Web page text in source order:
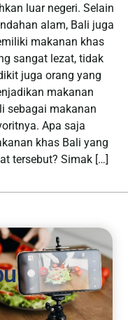
luar negeri. Selain
alam, Bali juga
makanan khas
sangat lezat, tidak
juga orang yang
makanan
sebagai makanan
Apa saja
khas Bali yang
tersebut? Simak […]